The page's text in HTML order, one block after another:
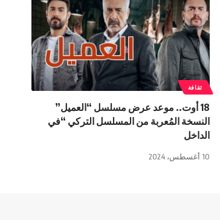
ثقافة
18 أوت.. موعد عرض مسلسل “العميل”
النسخة المُعربة من المسلسل التركي “في
الداخل
10 أغسطس، 2024